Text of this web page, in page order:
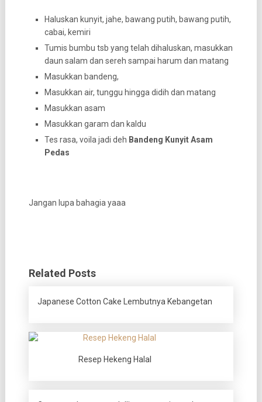
Haluskan kunyit, jahe, bawang putih, bawang putih,
cabai, kemiri
Tumis bumbu tsb yang telah dihaluskan, masukkan
daun salam dan sereh sampai harum dan matang
Masukkan bandeng,
Masukkan air, tunggu hingga didih dan matang
Masukkan asam
Masukkan garam dan kaldu
Tes rasa, voila jadi deh Bandeng Kunyit Asam
Pedas
Jangan lupa bahagia yaaa
Related Posts
Japanese Cotton Cake Lembutnya Kebangetan
Resep Hekeng Halal